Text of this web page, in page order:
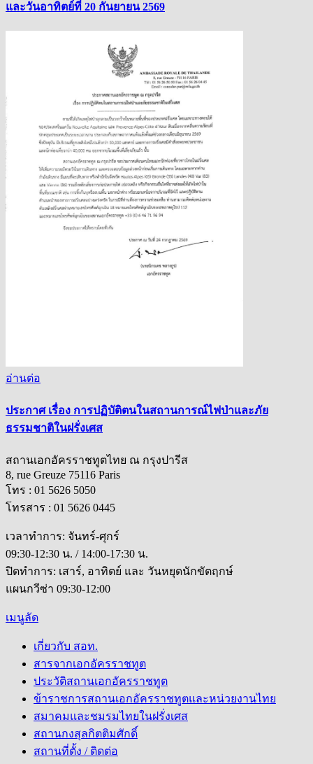
และวันอาทิตย์ที่ 20 กันยายน 2569
อ่านต่อ
ประกาศ เรื่อง การปฏิบัติตนในสถานการณ์ไฟป่าและภัย
ธรรมชาติในฝรั่งเศส
สถานเอกอัครราชทูตไทย ณ กรุงปารีส
8, rue Greuze 75116 Paris
โทร : 01 5626 5050
โทรสาร : 01 5626 0445
เวลาทำการ: จันทร์-ศุกร์
09:30-12:30 น. / 14:00-17:30 น.
ปิดทำการ: เสาร์, อาทิตย์ และ วันหยุดนักขัตฤกษ์
แผนกวีซ่า 09:30-12:00
เมนูลัด
เกี่ยวกับ สอท.
สารจากเอกอัครราชทูต
ประวัติสถานเอกอัครราชทูต
ข้าราชการสถานเอกอัครราชทูตและหน่วยงานไทย
สมาคมและชมรมไทยในฝรั่งเศส
สถานกงสุลกิตติมศักดิ์
สถานที่ตั้ง / ติดต่อ